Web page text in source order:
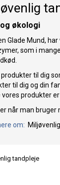
økologi
Glade Mund,
som i
til dig
til dig og din
vores produkter
når man
om:
tandpleje